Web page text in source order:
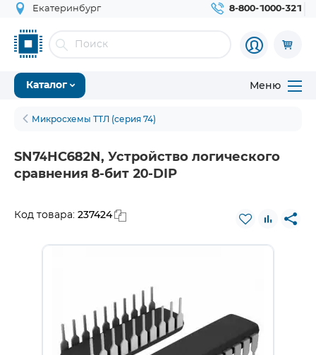
Екатеринбург 8-800-1000-321
Каталог Меню
Микросхемы ТТЛ (серия 74)
SN74HC682N, Устройство логического
сравнения 8-бит 20-DIP
Код товара: 237424